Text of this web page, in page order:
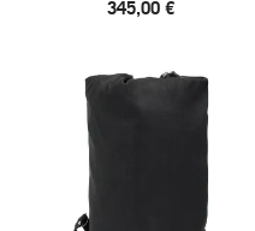
345,00 €